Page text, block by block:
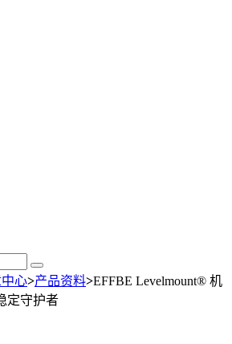
心>产品资料>EFFBE Levelmount® 机
定守护者